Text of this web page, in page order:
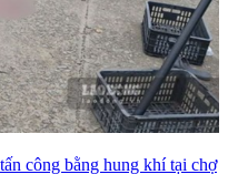
công bằng hung khí tại chợ